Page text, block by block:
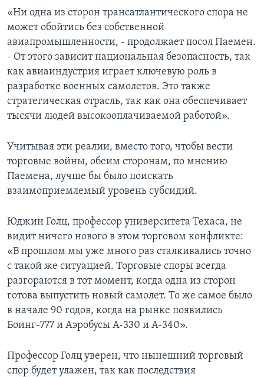
«Ни одна из сторон трансатлантического спора не
может обойтись без собственной
авиапромышленности, - продолжает посол Паемен.
- От этого зависит национальная безопасность, так
как авиаиндустрия играет ключевую роль в
разработке военных самолетов. Это также
стратегическая отрасль, так как она обеспечивает
тысячи людей высокооплачиваемой работой».
Учитывая эти реалии, вместо того, чтобы вести
торговые войны, обеим сторонам, по мнению
Паемена, лучше бы было поискать
взаимоприемлемый уровень субсидий.
Юджин Голц, профессор университета Техаса, не
видит ничего нового в этом торговом конфликте:
«В прошлом мы уже много раз сталкивались точно
с такой же ситуацией. Торговые споры всегда
разгораются в тот момент, когда одна из сторон
готова выпустить новый самолет. То же самое было
в начале 90 годов, когда на рынке появились
Боинг-777 и Аэробусы А-330 и А-340».
Профессор Голц уверен, что нынешний торговый
спор будет улажен, так как последствия